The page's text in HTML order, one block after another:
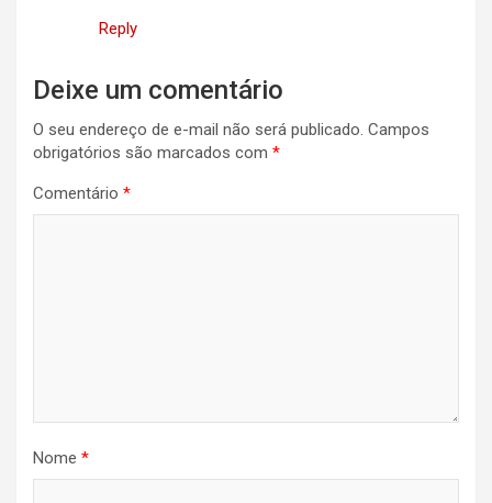
Reply
Deixe um comentário
O seu endereço de e-mail não será publicado. Campos
obrigatórios são marcados com *
Comentário *
Nome *